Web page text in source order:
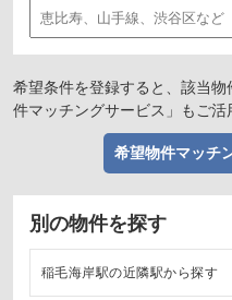
希望条件を登録すると、該当
件マッチングサービス」もご活
希望物件マッチ
別の物件を探す
稲毛海岸駅の近隣駅から探す